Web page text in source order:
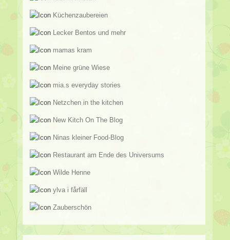
Küchenzaubereien
Lecker Bentos und mehr
mamas kram
Meine grüne Wiese
mia.s everyday stories
Netzchen in the kitchen
New Kitch On The Blog
Ninas kleiner Food-Blog
Restaurant am Ende des Universums
Wilde Henne
ylva i fårfäll
Zauberschön